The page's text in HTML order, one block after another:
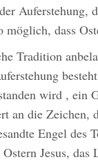
möglich, dass
Tradition
wird , ein
an die Zeichen,
Engel des
Jesus, das